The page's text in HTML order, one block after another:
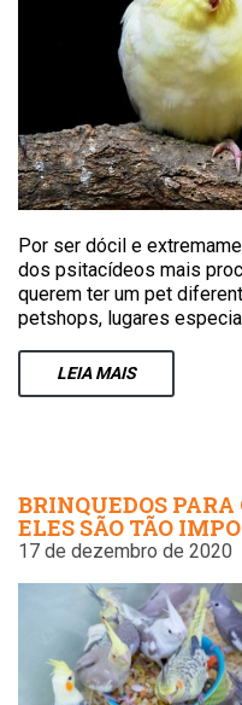
Por ser dócil e
dos psitacídeos mais
querem ter um pet
petshops, lugares
LEIAMAIS
BRINQUEDOS PARA
ELES SÃO TÃO
17 de dezembro de 2020